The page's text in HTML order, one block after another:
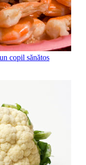
copil sănătos